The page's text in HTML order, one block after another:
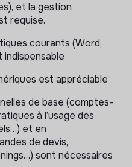
: standard
par semaine,
terrain
tout au long de leur
assurances,
des
France
: familles, partenaires,
et la gestion
requise.
courants (Word,
est appréciable
de base (comptes-
à l’usage des
et en
de devis,
sont nécessaires